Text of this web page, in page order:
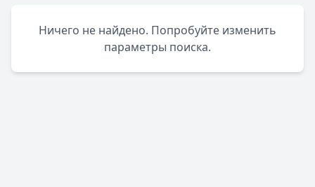
Ничего не найдено. Попробуйте изменить
параметры поиска.